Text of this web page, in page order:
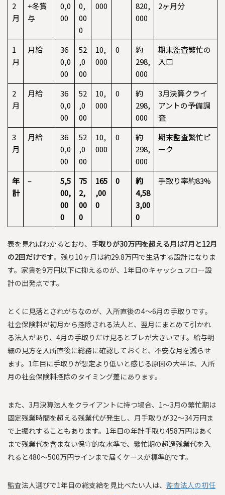
2
月
+冬賞
与
0,0
00
0,
00
0
000
820,
000
2ヶ月分
1
月
月給
36
0,0
00
52
,0
00
10,
000
0
約
298,
000
期末監査繁忙の
入口
2
月
月給
36
0,0
00
52
,0
00
10,
000
0
約
298,
000
3月決算クライ
アントの予備調
査
3
月
月給
36
0,0
00
52
,0
00
10,
000
0
約
298,
000
期末監査繁忙ピ
ーク
年
計
–
5,5
00,
00
0
75
2,
00
0
165
,00
0
0
約
4,58
3,00
0
手取り率約83%
表を見ればわかるとおり、 手取りが30万円を超える月は7月と12月
の2回だけです。残り10ヶ月は約29.8万円で生活する設計になりま
す。家賃を9万円以下に抑えるのが、1年目のキャッシュフロー設
計の出発点です。
とくに見落とされがちなのが、入所直後の4〜6月の手取りです。
社会保険料が初月から控除される法人と、翌月にまとめて引かれ
る法人があり、4月の手取りだけ見るとブレが大きいです。給与明
細の見方を入所直後に総務に確認しておくと、不安な月を減らせ
ます。1年目に手取りが想定より低いと感じる原因の大半は、入所
月の社会保険料控除のタイミング差にあります。
また、3月決算法人をクライアントに持つ場合、1〜3月の繁忙期は
固定残業時間を超える残業代が発生し、月手取りが32〜34万円ま
で上振れすることもあります。1年目の年計手取り458万円はあく
まで残業代を含まない保守的な水準で、繁忙期の超過残業代を入
れると480〜500万円ラインまで届くケースが標準的です。
監査法人選びで1年目の総支給を見比べたい人は、 監査法人の初任